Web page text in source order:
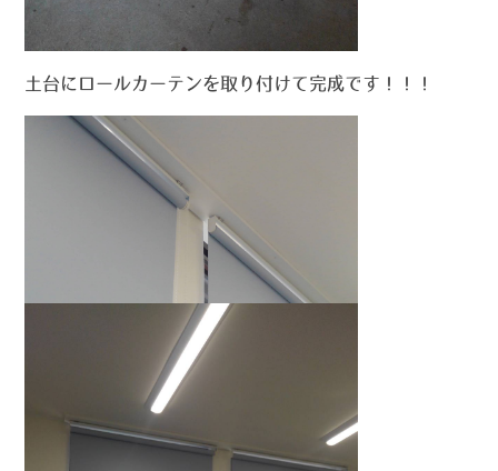
土台にロールカーテンを取り付けて完成です！！！